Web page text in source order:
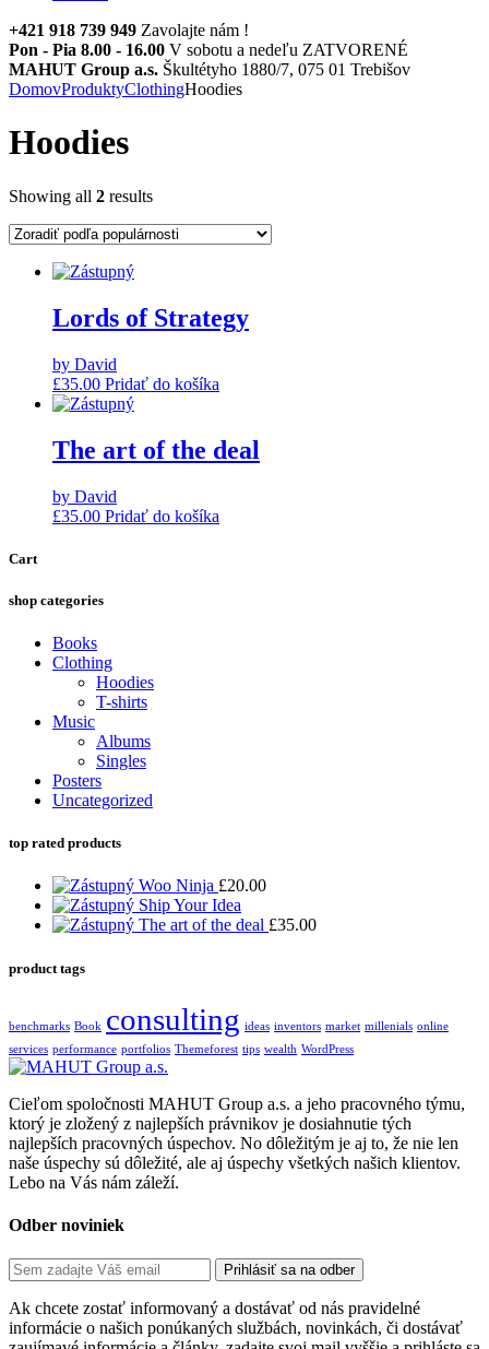
+421 918 739 949 Zavolajte nám !
Pon - Pia 8.00 - 16.00 V sobotu a nedeľu ZATVORENÉ
MAHUT Group a.s. Škultétyho 1880/7, 075 01 Trebišov
DomovProduktyClothingHoodies
Hoodies
Showing all 2 results
Lords of Strategy
by David
£35.00 Pridať do košíka
The art of the deal
by David
£35.00 Pridať do košíka
Cart
shop categories
Books
Clothing
Hoodies
T-shirts
Music
Albums
Singles
Posters
Uncategorized
top rated products
Woo Ninja £20.00
Ship Your Idea
The art of the deal £35.00
product tags
benchmarks Book consulting ideas inventors market millenials online
services performance portfolios Themeforest tips wealth WordPress
Cieľom spoločnosti MAHUT Group a.s. a jeho pracovného týmu,
ktorý je zložený z najlepších právnikov je dosiahnutie tých
najlepších pracovných úspechov. No dôležitým je aj to, že nie len
naše úspechy sú dôležité, ale aj úspechy všetkých našich klientov.
Lebo na Vás nám záleží.
Odber noviniek
Ak chcete zostať informovaný a dostávať od nás pravidelné
informácie o našich ponúkaných službách, novinkách, či dostávať